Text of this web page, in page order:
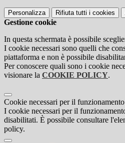
Personalizza Rifiuta tutti i cookies
Gestione cookie
In questa schermata è possibile
I cookie necessari sono quelli che
piattaforma e non è possibile
Per conoscere quali sono i cookie
visionare la COOKIE POLICY.
Cookie necessari per il funzionamento
I cookie necessari per il
disabilitati. È possibile consultare
policy.